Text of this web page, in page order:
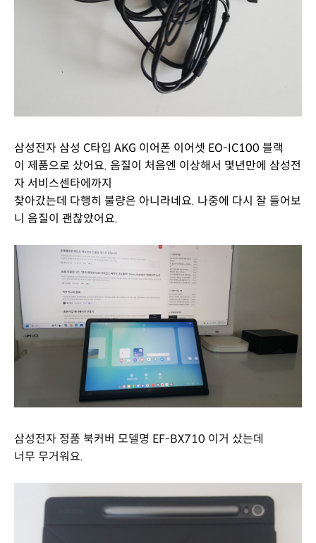
삼성전자 삼성 C타입 AKG 이어폰 이어셋 EO-IC100 블랙
이 제품으로 샀어요. 음질이 처음엔 이상해서 몇년만에 삼성전
자 서비스센타에까지
찾아갔는데 다행히 불량은 아니라네요. 나중에 다시 잘 들어보
니 음질이 괜찮았어요.
삼성전자 정품 북커버 모델명 EF-BX710 이거 샀는데
너무 무거워요.